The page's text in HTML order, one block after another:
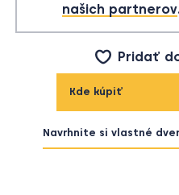
našich partnerov
Pridať
Kde kúpiť
Navrhnite si vlastné